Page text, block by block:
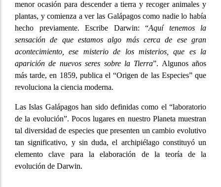
menor ocasión para descender a tierra y recoger animales y
plantas, y comienza a ver las Galápagos como nadie lo había
hecho previamente. Escribe Darwin: “Aquí tenemos la
sensación de que estamos algo más cerca de ese gran
acontecimiento, ese misterio de los misterios, que es la
aparición de nuevos seres sobre la Tierra”. Algunos años
más tarde, en 1859, publica el “Origen de las Especies” que
revoluciona la ciencia moderna.
Las Islas Galápagos han sido definidas como el “laboratorio
de la evolución”. Pocos lugares en nuestro Planeta muestran
tal diversidad de especies que presenten un cambio evolutivo
tan significativo, y sin duda, el archipiélago constituyó un
elemento clave para la elaboración de la teoría de la
evolución de Darwin.